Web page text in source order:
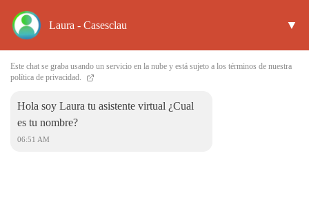
Encuéntranos
Laura - Casesclau ▼
Este chat se graba usando un servicio en la nube y está sujeto a los términos de nuestra
política de privacidad.
Hola soy Laura tu asistente virtual ¿Cual
es tu nombre?
06:51 AM